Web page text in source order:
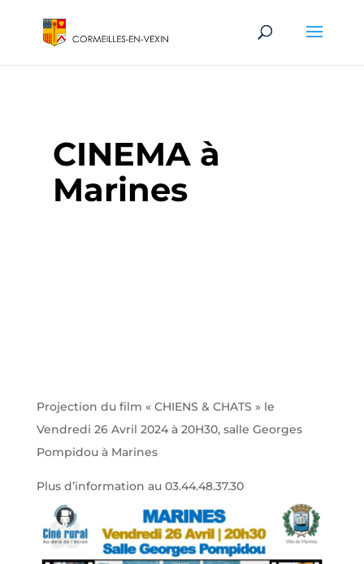
CINEMA à
Marines
Projection du film « CHIENS & CHATS » le
Vendredi 26 Avril 2024 à 20H30, salle Georges
Pompidou à Marines
Plus d’information au 03.44.48.37.30